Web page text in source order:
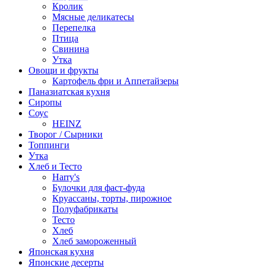
Кролик
Мясные деликатесы
Перепелка
Птица
Свинина
Утка
Овощи и фрукты
Картофель фри и Аппетайзеры
Паназиатская кухня​
Сиропы
Соус
HEINZ
Творог / Сырники
Топпинги
Утка
Хлеб и Тесто
Harry's
Булочки для фаст-фуда
Круассаны, торты, пирожное
Полуфабрикаты
Тесто
Хлеб
Хлеб замороженный
Японская кухня
Японские десерты